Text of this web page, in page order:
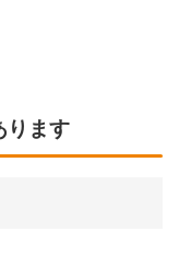
ります